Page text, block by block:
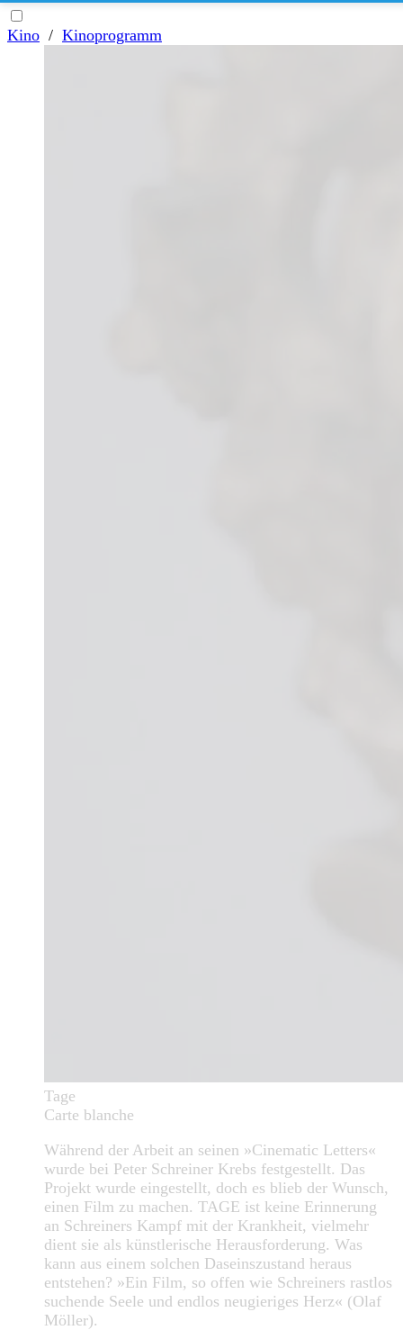
Kino / Kinoprogramm
Tage
Carte blanche
Während der Arbeit an seinen »Cinematic Letters«
wurde bei Peter Schreiner Krebs festgestellt. Das
Projekt wurde eingestellt, doch es blieb der Wunsch,
einen Film zu machen. TAGE ist keine Erinnerung
an Schreiners Kampf mit der Krankheit, vielmehr
dient sie als künstlerische Herausforderung. Was
kann aus einem solchen Daseinszustand heraus
entstehen? »Ein Film, so offen wie Schreiners rastlos
suchende Seele und endlos neugieriges Herz« (Olaf
Möller).